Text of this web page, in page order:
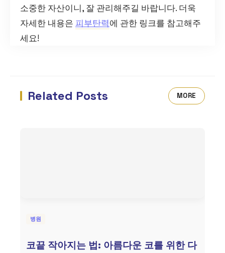
소중한 자산이니, 잘 관리해주길 바랍니다. 더욱
자세한 내용은 피부탄력에 관한 링크를 참고해주
세요!
Related Posts MORE
병원
코끝 작아지는 법: 아름다운 코를 위한 다